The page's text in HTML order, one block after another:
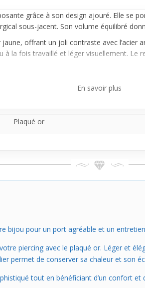
grâce à son design ajouré. Elle se
sous-jacent. Son volume équilibré
offrant un joli contraste avec
la fois travaillé et léger visuellement. Le
en ayant un style affirmé mais naturel.
En savoir plus
Plaqué or
bijou pour un port agréable et un
piercing avec le plaqué or. Léger et
permet de conserver sa chaleur et son
tout en bénéficiant d’un confort